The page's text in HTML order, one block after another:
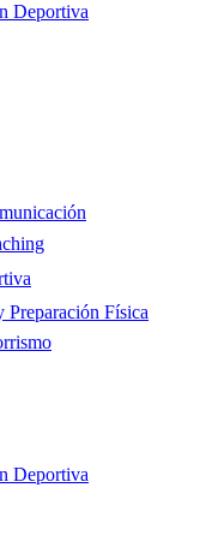
Deportiva
Física
Deportiva